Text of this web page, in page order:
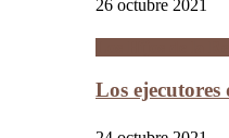
26 octubre 2021
Los